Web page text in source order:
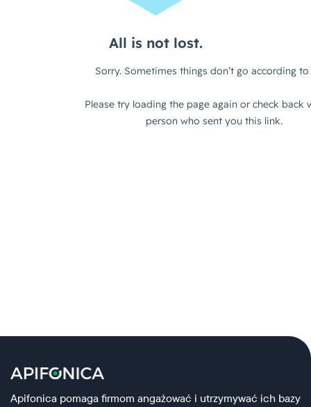
Apifonica pomaga firmom angażować i utrzymywać ich bazy